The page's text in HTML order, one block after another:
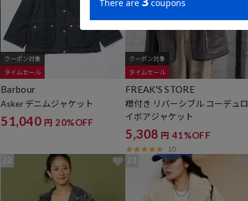
クーポン対象
タイムセール
Barbour
Asker デニムジャケット
51,040 円 20%OFF
クーポン対象
タイムセール
FREAK'S STORE
襟付き リバーシブル コーデュロ
イボアジャケット
5,308 円 41%OFF
10
22 23